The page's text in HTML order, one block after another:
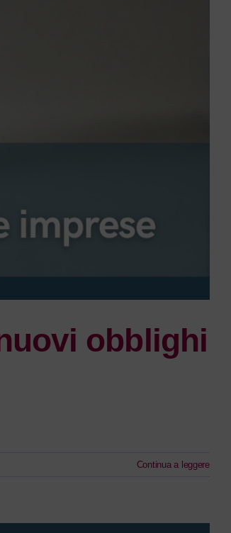
obblighi
Continua a leggere